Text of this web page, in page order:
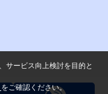
サービス向上検討を目的と
をご確認ください。